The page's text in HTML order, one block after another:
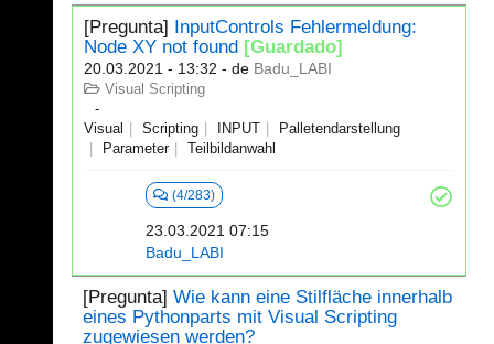
[Pregunta] InputControls Fehlermeldung:
Node XY not found [Guardado]
20.03.2021 - 13:32 - de Badu_LABI
Visual Scripting
Visual Scripting INPUT
Palletendarstellung
Parameter
Teilbildanwahl
(4/283)
23.03.2021 07:15
Badu_LABI
[Pregunta] Wie kann eine Stilfläche innerhalb
eines Pythonparts mit Visual Scripting
zugewiesen werden?